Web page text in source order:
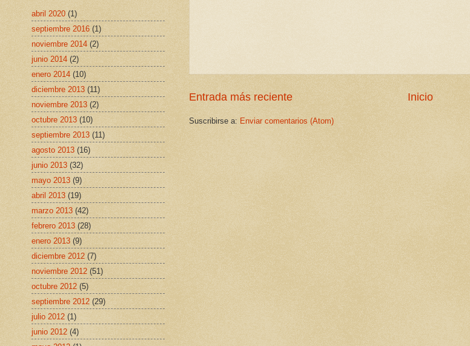
Entrada más reciente Inicio
Suscribirse a: Enviar comentarios (Atom)
abril 2020 (1)
septiembre 2016 (1)
noviembre 2014 (2)
junio 2014 (2)
enero 2014 (10)
diciembre 2013 (11)
noviembre 2013 (2)
octubre 2013 (10)
septiembre 2013 (11)
agosto 2013 (16)
junio 2013 (32)
mayo 2013 (9)
abril 2013 (19)
marzo 2013 (42)
febrero 2013 (28)
enero 2013 (9)
diciembre 2012 (7)
noviembre 2012 (51)
octubre 2012 (5)
septiembre 2012 (29)
julio 2012 (1)
junio 2012 (4)